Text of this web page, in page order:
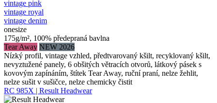
vintage pink
vintage royal
vintage denim
onesize
175g/m², 100% předepraná bavlna
Tear Away NEW 2026
Nízký profil, vintage vzhled, předtvarovaný kšilt, recyklovaný kšilt,
nevyztužené panely, 6 obšitých větracích otvorů, látkový pásek s
kovovým zapínáním, štítek Tear Away, ruční praní, nelze žehlit,
nelze sušit v sušičce, nelze chemicky čistit
RC 985X | Result Headwear